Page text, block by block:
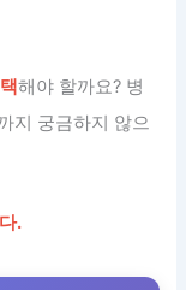
해야 할까요? 병
지 궁금하지 않으
.